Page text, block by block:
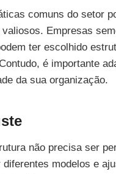
comuns do setor
Empresas
ter escolhido
é importante
da sua organização.
não precisa ser
modelos e